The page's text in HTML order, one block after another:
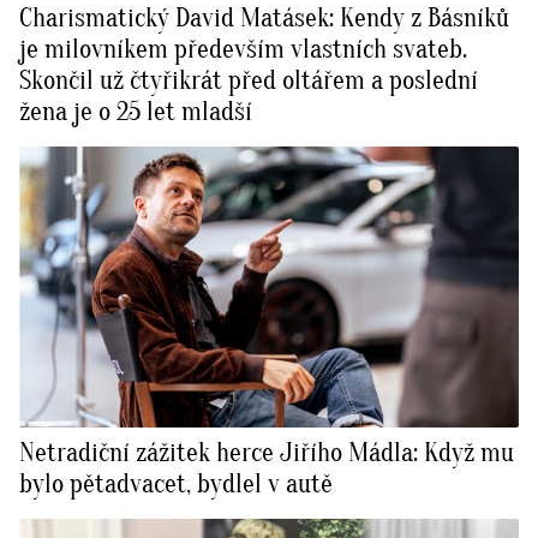
Charismatický David Matásek: Kendy z Básníků
je milovníkem především vlastních svateb.
Skončil už čtyřikrát před oltářem a poslední
žena je o 25 let mladší
Netradiční zážitek herce Jiřího Mádla: Když mu
bylo pětadvacet, bydlel v autě